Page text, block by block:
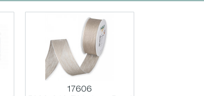
17606